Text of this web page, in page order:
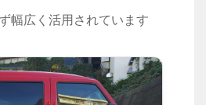
幅広く活用されています